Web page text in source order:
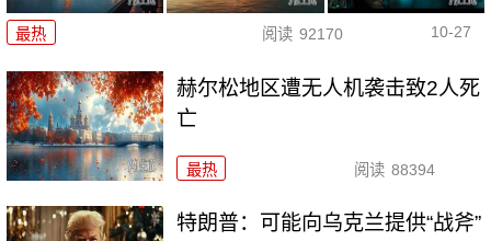
最热 阅读 92170 10-27
赫尔松地区遭无人机袭击致2人死
亡
最热 阅读 88394
特朗普：可能向乌克兰提供“战斧”